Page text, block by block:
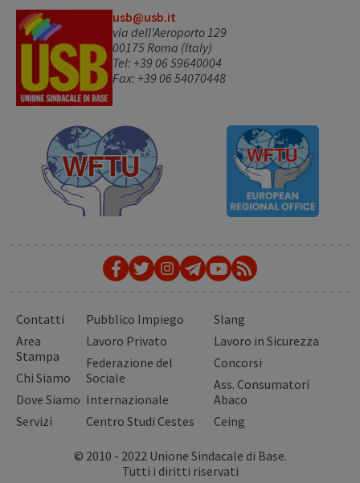
usb@usb.it
via dell'Aeroporto 129
00175 Roma (Italy)
Tel: +39 06 59640004
Fax: +39 06 54070448
Contatti
Area
Stampa
Chi Siamo
Dove Siamo
Servizi
Pubblico Impiego
Lavoro Privato
Federazione del
Sociale
Internazionale
Centro Studi Cestes
Slang
Lavoro in Sicurezza
Concorsi
Ass. Consumatori
Abaco
Ceing
© 2010 - 2022 Unione Sindacale di Base.
Tutti i diritti riservati